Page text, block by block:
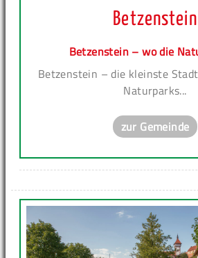
Betzenstein
Betzenstein – wo die
Betzenstein – die kleinste
Naturparks...
zur Gemeinde